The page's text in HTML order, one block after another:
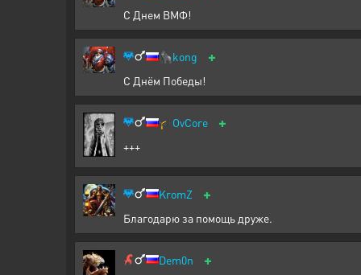
С Днем ВМФ!
🦍kong +
С Днём Победы!
🎓 OvCore +
+++
KromZ +
Благодарю за помощь друже.
Dem0n +